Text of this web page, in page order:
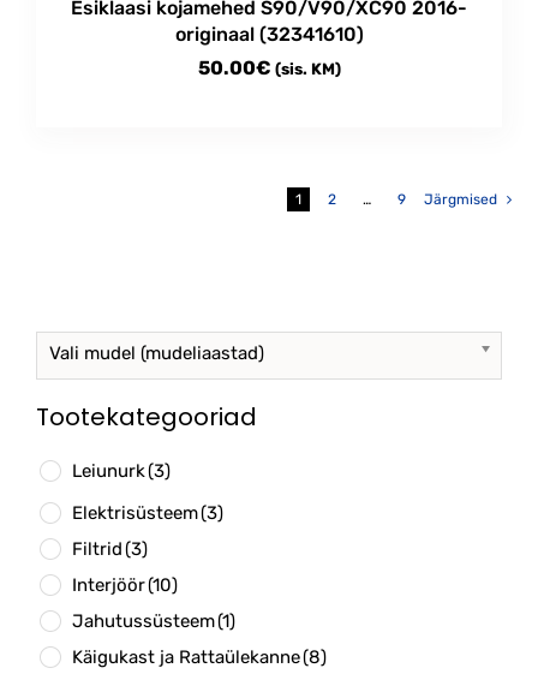
page
Esiklaasi kojamehed S90/V90/XC90 2016-
originaal (32341610)
50.00€ (sis. KM)
1 2 … 9 Järgmised
Vali mudel (mudeliaastad)
Tootekategooriad
Leiunurk(3)
Elektrisüsteem(3)
Filtrid(3)
Interjöör(10)
Jahutussüsteem(1)
Käigukast ja Rattaülekanne(8)